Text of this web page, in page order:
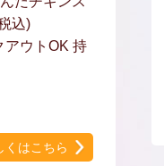
込)
アウトOK 持
くはこちら